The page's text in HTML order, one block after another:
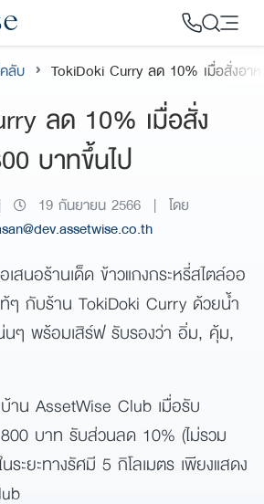
ลับ TokiDoki Curry ลด 10% เมื่อสั่งอา
ลด 10% เมื่อสั่ง
บาทขึ้นไป
| 19 กันยายน 2566 | โดย
สนอร้านเด็ด ข้าวแกงกระหรี่สไตล์ออ
กับร้าน TokiDoki Curry ด้วยน้ำ
น่นๆ พร้อมเสิร์ฟ รับรองว่า อิ่ม, คุ้ม,
าน AssetWise Club เมื่อรับ
บาท รับส่วนลด 10% (ไม่รวม
ระยะทางรัศมี 5 กิโลเมตร เพียงแสดง